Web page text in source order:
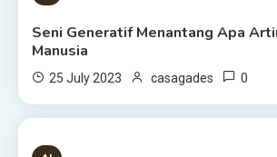
Seni Generatif Menantang Apa
Manusia
25 July 2023 casagades 0